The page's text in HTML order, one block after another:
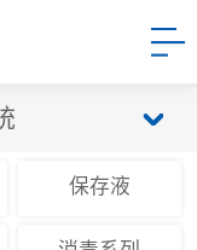
保存液